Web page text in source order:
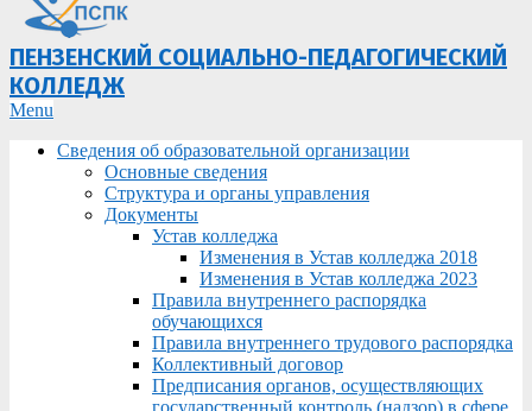
ПЕНЗЕНСКИЙ СОЦИАЛЬНО-ПЕДАГОГИЧЕСКИЙ
КОЛЛЕДЖ
Primary
Menu
Menu
Сведения об образовательной организации
Основные сведения
Структура и органы управления
Документы
Устав колледжа
Изменения в Устав колледжа 2018
Изменения в Устав колледжа 2023
Правила внутреннего распорядка
обучающихся
Правила внутреннего трудового распорядка
Коллективный договор
Предписания органов, осуществляющих
государственный контроль (надзор) в сфере